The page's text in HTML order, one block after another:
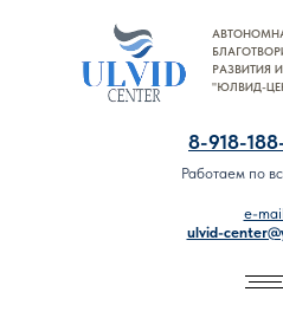
РАЗВИТИЯ
"ЮЛВИД-
8-918-
Работаем по
e-
ulvid-
8-918-